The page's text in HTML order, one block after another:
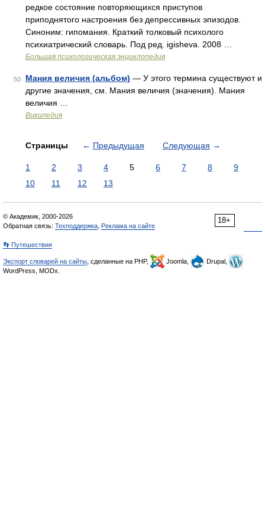
редкое состояние повторяющихся приступов
приподнятого настроения без депрессивных эпизодов.
Синоним: гипомания. Краткий толковый психолого
психиатрический словарь. Под ред. igisheva. 2008 …
Большая психологическая энциклопедия
50 Мания величия (альбом) — У этого термина существуют и
другие значения, см. Мания величия (значения). Мания
величия …
Википедия
Страницы ← Предыдущая Следующая →
1 2 3 4 5 6 7 8
9
10
11 12 13
18+
© Академик, 2000-2026
Обратная связь: Техподдержка Реклама на сайте
👣 Путешествия
Экспорт словарей на сайты , сделанные на PHP, Joomla,
Drupal,
WordPress, MODx.